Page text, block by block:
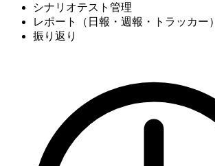
シナリオテスト管理
レポート（日報・週報・トラッカー）
振り返り